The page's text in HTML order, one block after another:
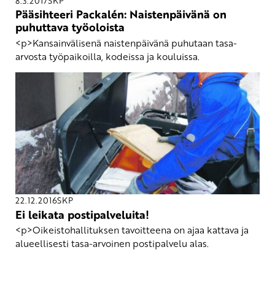
Pääsihteeri Packalén: Naistenpäivänä on
puhuttava työoloista
<p>Kansainvälisenä naistenpäivänä puhutaan tasa-
arvosta työpaikoilla, kodeissa ja kouluissa.
22.12.2016SKP
Ei leikata postipalveluita!
<p>Oikeistohallituksen tavoitteena on ajaa kattava ja
alueellisesti tasa-arvoinen postipalvelu alas.